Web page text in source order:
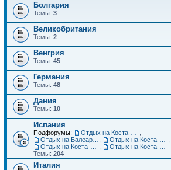
Болгария
Темы: 3
Великобритания
Темы: 2
Венгрия
Темы: 45
Германия
Темы: 48
Дания
Темы: 10
Испания
Подфорумы:
Темы: 204
Италия